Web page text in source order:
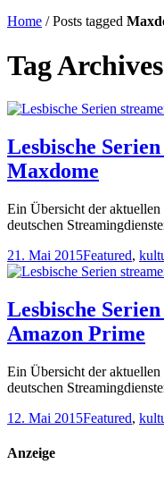
Home /Posts tagged
Tag Archives
Lesbische
Maxdome
Ein Übersicht der aktuellen
deutschen
21. Mai 2015Featured,
Lesbische
Amazon Prime
Ein Übersicht der aktuellen
deutschen
12. Mai 2015Featured,
Anzeige